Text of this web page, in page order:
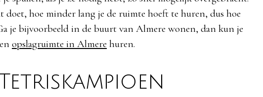
doet, hoe minder lang je de ruimte hoeft te huren, dus hoe
je bijvoorbeeld in de buurt van Almere wonen, dan kun je
opslagruimte in Almere huren.